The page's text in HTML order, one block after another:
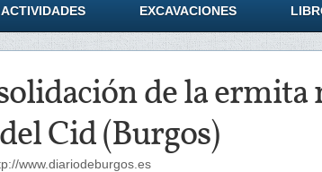
ACTIVIDADES EXCAVACIONES
de la
Cid (Burgos)
www.diariodeburgos.es